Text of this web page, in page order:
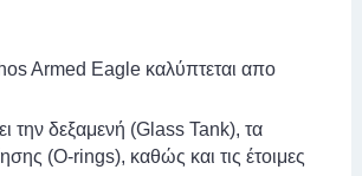
Armed Eagle καλύπτεται απο
την δεξαμενή (Glass Tank), τα
(O-rings), καθώς και τις έτοιμες